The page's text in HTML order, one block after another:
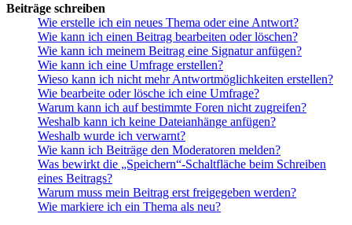
Beiträge schreiben
Wie erstelle ich ein neues Thema oder eine Antwort?
Wie kann ich einen Beitrag bearbeiten oder löschen?
Wie kann ich meinem Beitrag eine Signatur anfügen?
Wie kann ich eine Umfrage erstellen?
Wieso kann ich nicht mehr Antwortmöglichkeiten erstellen?
Wie bearbeite oder lösche ich eine Umfrage?
Warum kann ich auf bestimmte Foren nicht zugreifen?
Weshalb kann ich keine Dateianhänge anfügen?
Weshalb wurde ich verwarnt?
Wie kann ich Beiträge den Moderatoren melden?
Was bewirkt die „Speichern“-Schaltfläche beim Schreiben
eines Beitrags?
Warum muss mein Beitrag erst freigegeben werden?
Wie markiere ich ein Thema als neu?